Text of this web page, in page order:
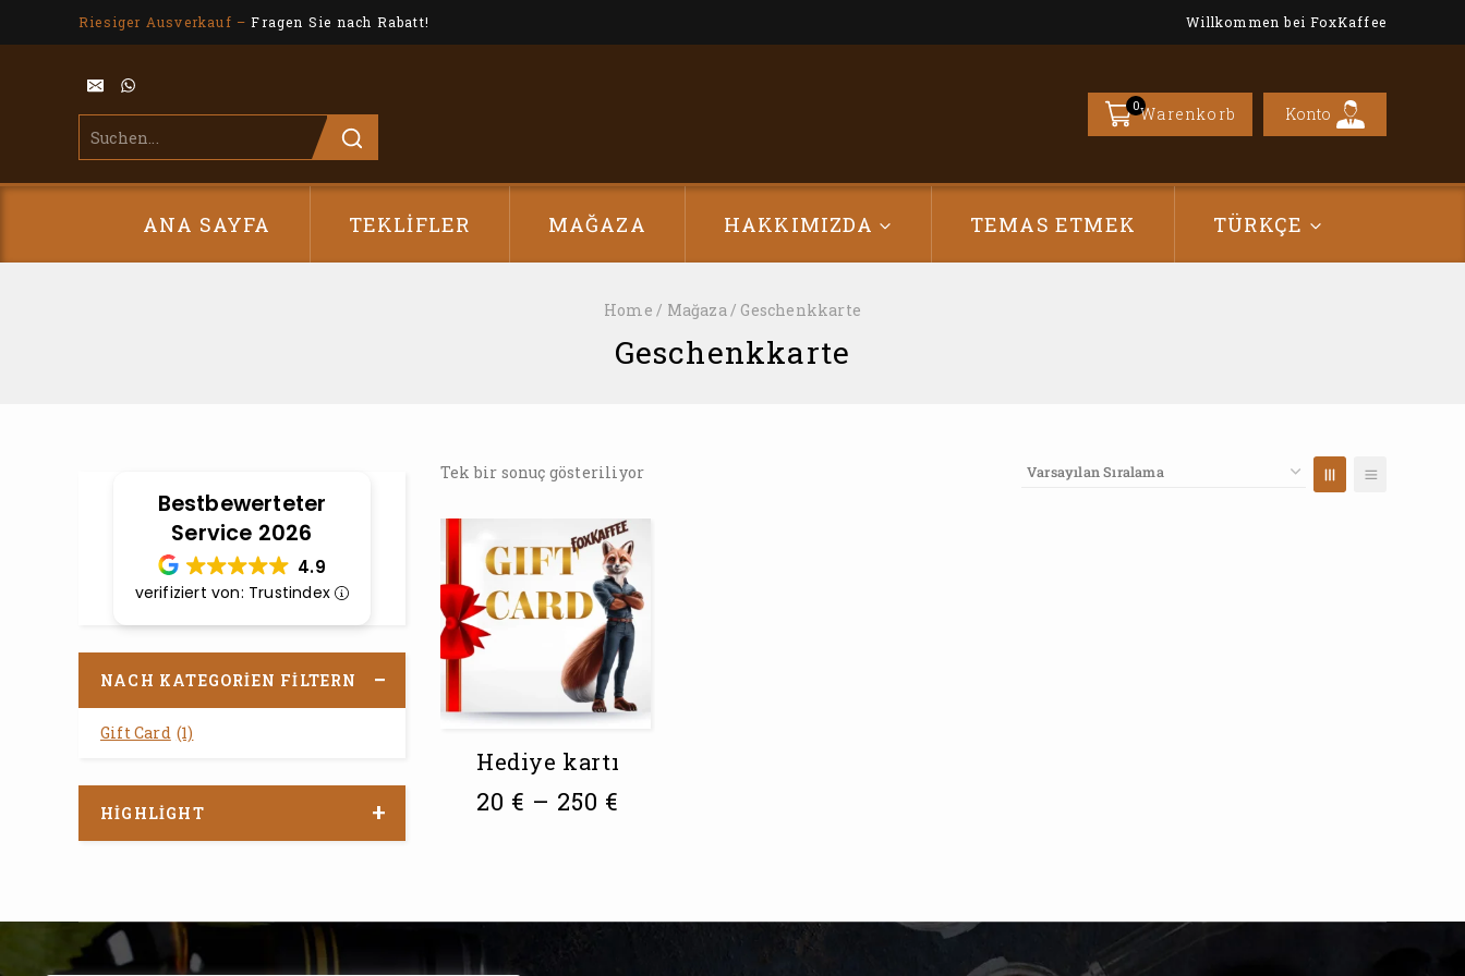
Riesiger Ausverkauf –Fragen Sie nach Rabatt! Willkommen bei FoxKaffee
0Warenkorb Konto
ANA SAYFA TEKLIFLER MAĞAZA HAKKIMIZDA TEMAS ETMEK TÜRKÇE
Home / Mağaza/ Geschenkkarte
Geschenkkarte
Tek bir sonuç gösteriliyor
Hediye kartı
20 € – 250 €
Bestbewerteter
Service 2026
4.9
verifiziert von: Trustindex
NACH KATEGORIEN FILTERN
Gift Card (1)
HIGHLIGHT